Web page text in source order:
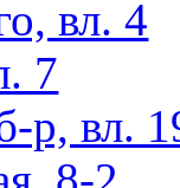
вл. 4
7
р, вл.